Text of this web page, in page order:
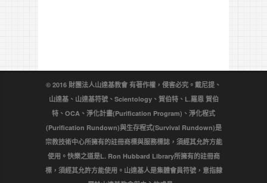
© 2016 財團法人山達基教會 有著作權，侵害必究。戴尼提、
山達基、山達基符號、Scientology、賀伯特、L.羅恩 賀伯
特、OCA、淨化計畫(Purification Program)、淨化程式
(Purification Rundown)與生存程式(Survival Rundown)是
宗教技術中心所擁有的註冊商標與服務標誌，須經其允許方能
使用。快樂之道是L. Ron Hubbard Library所擁有的註冊商
標，須經其允許方能使用。山達基人是集體會員符號，意指隸